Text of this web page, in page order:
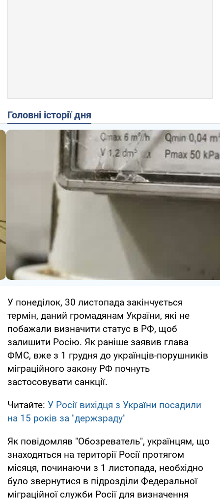
Головні історії дня
У понеділок, 30 листопада закінчується
термін, даний громадянам України, які не
побажали визначити статус в РФ, щоб
залишити Росію. Як раніше заявив глава
ФМС, вже з 1 грудня до українців-порушників
міграційного закону РФ почнуть
застосовувати санкції.
Читайте: У Росії вихідця з України посадили
на 15 років за "держзраду"
Як повідомляв "Обозреватель", українцям, що
знаходяться на території Росії протягом
місяця, починаючи з 1 листопада, необхідно
було звернутися в підрозділи Федеральної
міграційної служби Росії для визначення